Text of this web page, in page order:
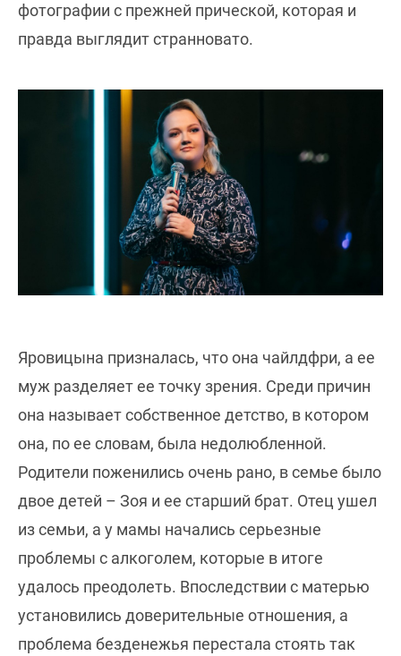
фотографии с прежней прической, которая и
правда выглядит странновато.
Яровицына призналась, что она чайлдфри, а ее
муж разделяет ее точку зрения. Среди причин
она называет собственное детство, в котором
она, по ее словам, была недолюбленной.
Родители поженились очень рано, в семье было
двое детей – Зоя и ее старший брат. Отец ушел
из семьи, а у мамы начались серьезные
проблемы с алкоголем, которые в итоге
удалось преодолеть. Впоследствии с матерью
установились доверительные отношения, а
проблема безденежья перестала стоять так